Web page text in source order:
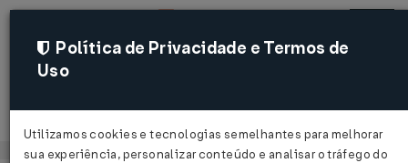
Acessar
Política de Privacidade e Termos de
Uso
Utilizamos cookies e tecnologias semelhantes para melhorar
sua experiência, personalizar conteúdo e analisar o tráfego do